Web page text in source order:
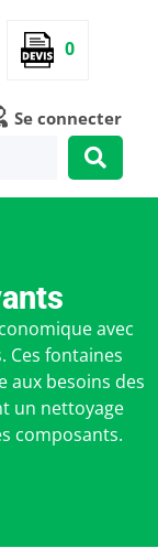
0
Se connecter
avec
Ces fontaines
aux besoins des
un nettoyage
composants.